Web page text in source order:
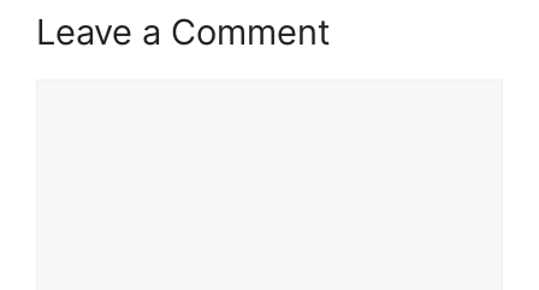
Leave a Comment